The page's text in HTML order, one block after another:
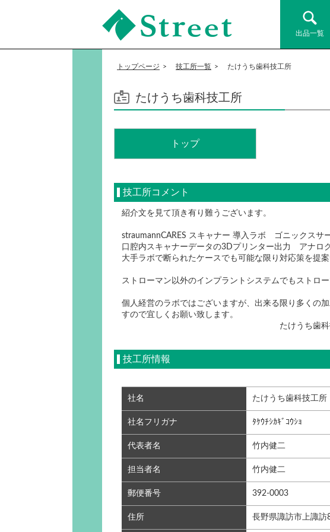
JI-Net_Japan-Implant_日
本最大級_歯科技工のオ
出品一覧
トップページ 技工所一覧 たけうち歯科技工所
たけうち歯科技工所
トップ
技工所コメント
紹介文を見て頂き有り難うございます。
straumannCARES スキャナー 導入ラボ ゴニックスサ
口腔内スキャナーデータの3Dプリンター出力 アナロ
大手ラボで断られたケースでも可能な限り対応策を提案
ストローマン以外のインプラントシステムでもストロ
個人経営のラボではございますが、出来る限り多くの
すので宜しくお願い致します。
たけうち歯科技工所
技工所情報
社名 たけうち歯科技工所
社名フリガナ ﾀｹｳﾁｼｶｷﾞｺｳｼｮ
代表者名 竹内健二
担当者名 竹内健二
郵便番号 392-0003
住所 長野県諏訪市上諏訪